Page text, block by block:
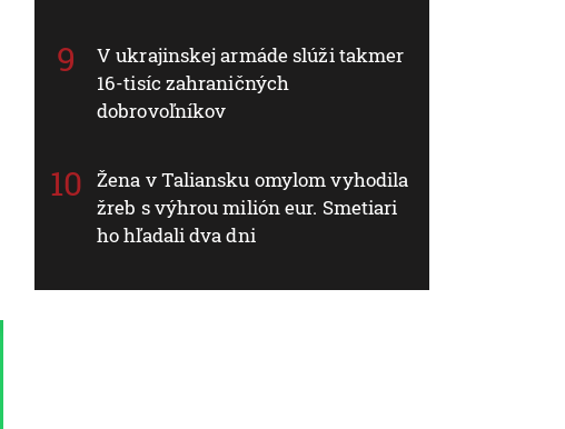
V ukrajinskej armáde slúži takmer
16-tisíc zahraničných
dobrovoľníkov
Žena v Taliansku omylom vyhodila
žreb s výhrou milión eur. Smetiari
ho hľadali dva dni